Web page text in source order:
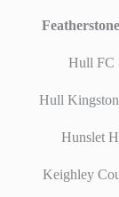
Hull FC
Hull
Hunslet
Keighley